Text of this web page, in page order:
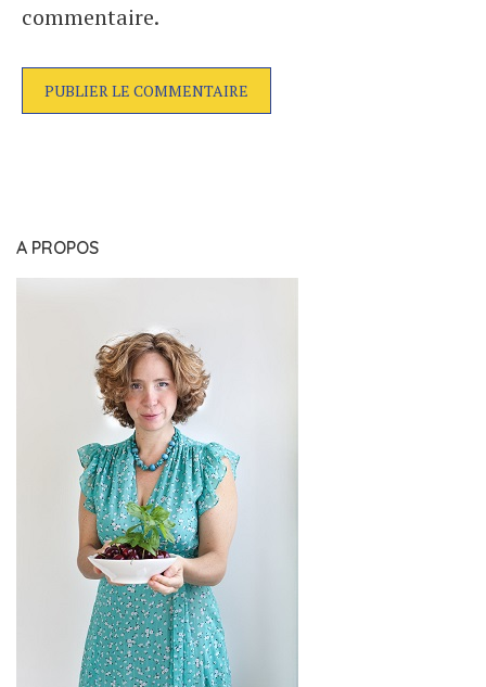
commentaire.
A PROPOS